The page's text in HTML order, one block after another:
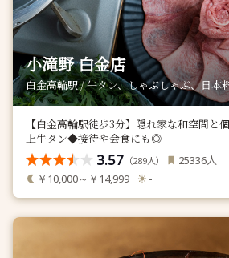
小滝野 白金店
白金高輪駅 / 牛タン、しゃぶしゃぶ、日本
【白金高輪駅徒歩3分】隠れ家な和空間と
上牛タン◆接待や会食にも◎
3.57 （289人） 25336人
￥10,000～￥14,999 -